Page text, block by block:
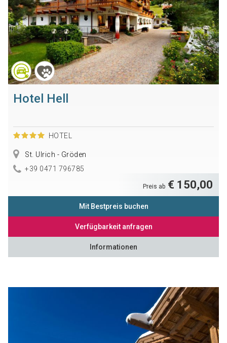
Hotel Hell
HOTEL
St. Ulrich - Gröden
+39 0471 796785
Preis ab € 150,00
Mit Bestpreis buchen
Verfügbarkeit anfragen
Informationen